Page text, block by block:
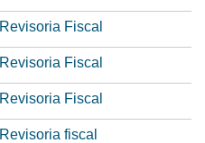
Revisoria Fiscal
Revisoria Fiscal
Revisoria Fiscal
Revisoria fiscal